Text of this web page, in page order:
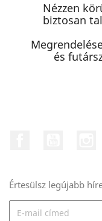
Nézzen
biztosan
és
Értesülsz legújabb